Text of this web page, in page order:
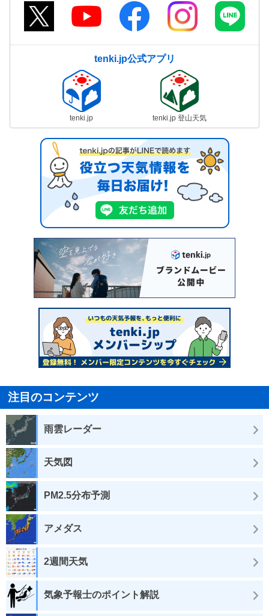
tenki.jp公式アプリ
tenki.jp tenki.jp 登山天気
注目のコンテンツ
雨雲レーダー
天気図
PM2.5分布予測
アメダス
2週間天気
気象予報士のポイント解説